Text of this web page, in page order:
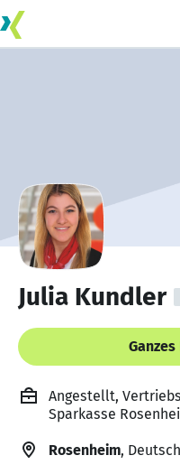
Julia Kundler
Angestellt,
Sparkasse
Rosenheim,